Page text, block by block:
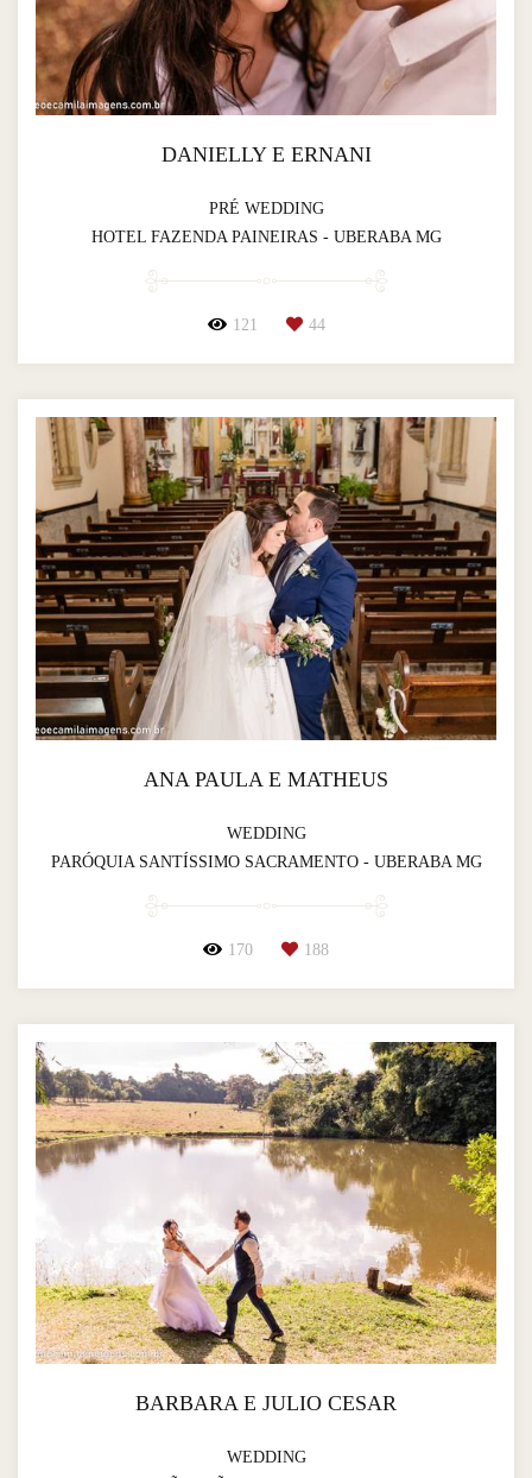
DANIELLY E ERNANI
PRÉ WEDDING
HOTEL FAZENDA PAINEIRAS - UBERABA MG
121 44
ANA PAULA E MATHEUS
WEDDING
PARÓQUIA SANTÍSSIMO SACRAMENTO - UBERABA MG
170 188
BARBARA E JULIO CESAR
WEDDING